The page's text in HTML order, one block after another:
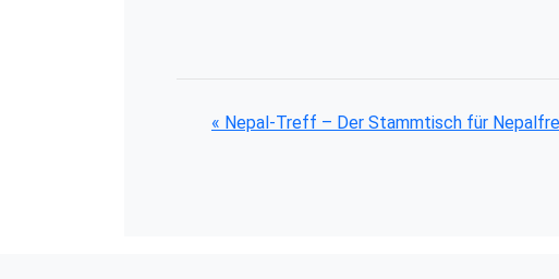
« Nepal-Treff – Der Stammtisch für